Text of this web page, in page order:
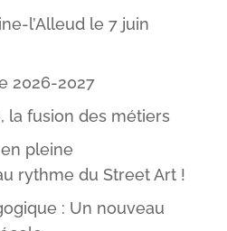
l’Alleud le 7 juin
2026-2027
la fusion des métiers
pleine
rythme du Street Art !
: Un nouveau